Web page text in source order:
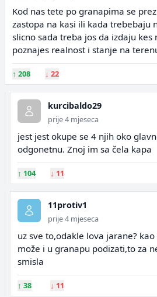
Kod nas tete po granapima se
zastopa na kasi ili kada trebebaju
slicno sada treba jos da izdaju kes
poznajes realnost i stanje na
↑ 208 ↓ 22
kurcibaldo29
prije 4 mjeseca
jest jest okupe se 4 njih oko
odgonetnu. Znoj im sa čela kapa
↑ 104 ↓ 11
11protiv1
prije 4 mjeseca
uz sve to,odakle lova jarane?
može i u granapu podizati,to za
smisla
↑ 38 ↓ 11